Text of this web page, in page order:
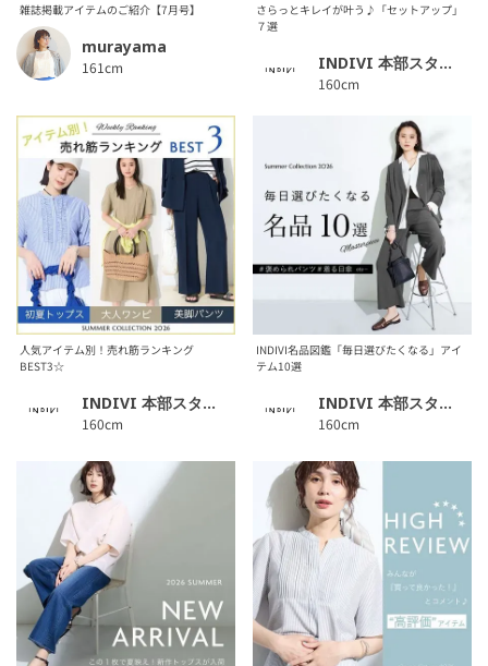
雑誌掲載アイテムのご紹介【7月号】
murayama
161cm
さらっとキレイが叶う♪「セットアップ」
７選
INDIVI 本部スタッフ
160cm
人気アイテム別！売れ筋ランキング
BEST3☆
INDIVI 本部スタッフ
160cm
INDIVI名品図鑑「毎日選びたくなる」アイ
テム10選
INDIVI 本部スタッフ
160cm